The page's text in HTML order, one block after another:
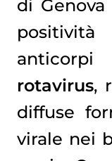
di
rotavirus,
diffuse
virale nei